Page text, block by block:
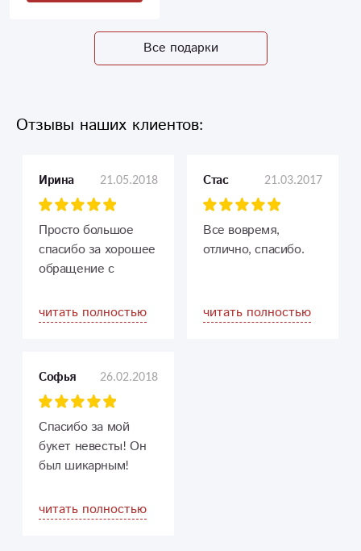
Все подарки
Отзывы наших клиентов:
Ирина 21.05.2018
Просто большое
спасибо за хорошее
обращение с
еще.
читать полностью
Стас 21.03.2017
Все вовремя,
отлично, спасибо.
читать полностью
Софья 26.02.2018
Спасибо за мой
букет невесты! Он
был шикарным!
читать полностью